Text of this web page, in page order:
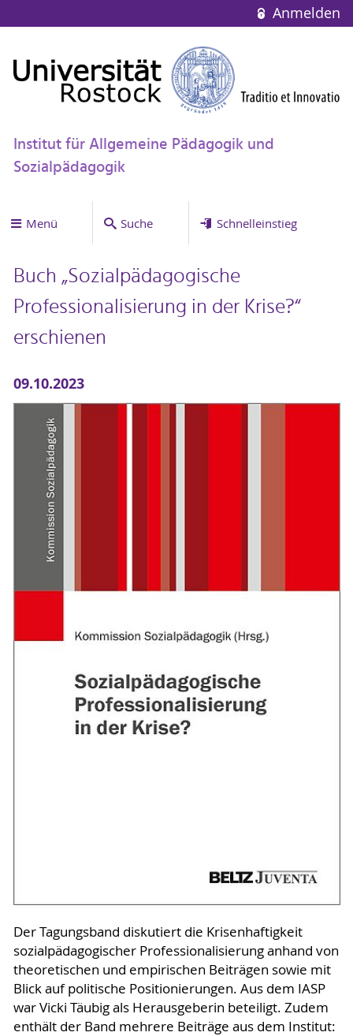
Anmelden
Institut für Allgemeine Pädagogik und
Sozialpädagogik
Menü Suche Schnelleinstieg
Buch „Sozialpädagogische
Professionalisierung in der Krise?“
erschienen
09.10.2023
Der Tagungsband diskutiert die Krisenhaftigkeit
sozialpädagogischer Professionalisierung anhand von
theoretischen und empirischen Beiträgen sowie mit
Blick auf politische Positionierungen. Aus dem IASP
war Vicki Täubig als Herausgeberin beteiligt. Zudem
enthält der Band mehrere Beiträge aus dem Institut: